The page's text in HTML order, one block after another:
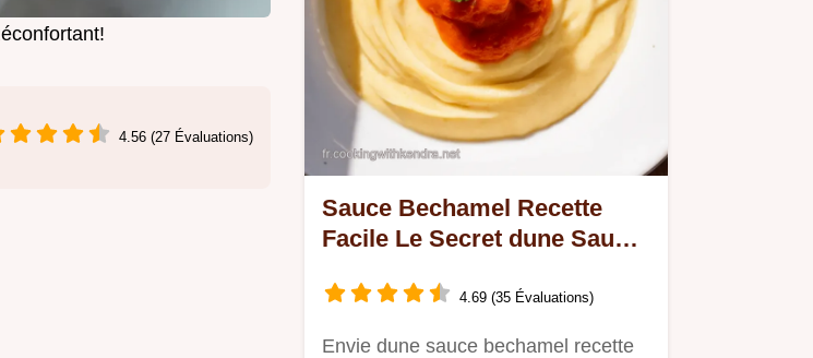
4.56 (27 Évaluations)
Sauce Bechamel Recette
Facile Le Secret dune Sauce
4.69 (35 Évaluations)
Envie dune sauce bechamel recette